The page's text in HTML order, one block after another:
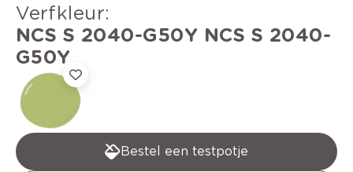
verfkleur:
NCS S 2040-G50Y NCS S 2040-
G50Y
Bestel een testpotje